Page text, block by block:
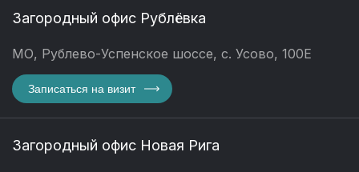
Загородный офис Рублёвка
МО, Рублево-Успенское шоссе, с. Усово, 100Е
Записаться на визит
Загородный офис Новая Рига